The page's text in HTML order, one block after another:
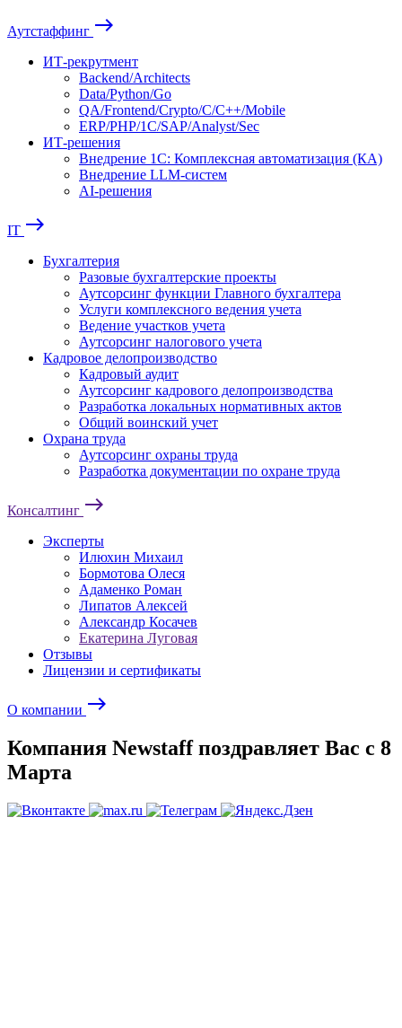
Аутстаффинг east
ИТ-рекрутмент
Backend/Architects
Data/Python/Go
QA/Frontend/Crypto/C/C++/Mobile
ERP/PHP/1C/SAP/Analyst/Sec
ИТ-решения
Внедрение 1С: Комплексная автоматизация (КА)
Внедрение LLM-систем
AI-решения
IT east
Бухгалтерия
Разовые бухгалтерские проекты
Аутсорсинг функции Главного бухгалтера
Услуги комплексного ведения учета
Ведение участков учета
Аутсорсинг налогового учета
Кадровое делопроизводство
Кадровый аудит
Аутсорсинг кадрового делопроизводства
Разработка локальных нормативных актов
Общий воинский учет
Охрана труда
Аутсорсинг охраны труда
Разработка документации по охране труда
Консалтинг east
Эксперты
Илюхин Михаил
Бормотова Олеся
Адаменко Роман
Липатов Алексей
Александр Косачев
Екатерина Луговая
Отзывы
Лицензии и сертификаты
О компании east
Компания Newstaff поздравляет Вас с 8
Марта